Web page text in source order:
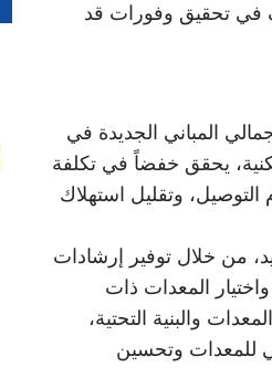
التكييف في تحقيق وفورات قد
المباني الجديدة في
الفلل السكنية، يحقق خفضاً في تكلفة
رسوم التوصيل، وتقليل استهلاك
من خلال توفير إرشادات
المعدات ذات
والبنية التحتية،
للمعدات وتحسين